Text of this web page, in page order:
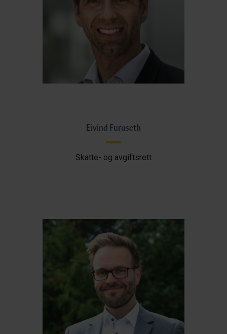
Eivind Furuseth
Skatte- og avgiftsrett